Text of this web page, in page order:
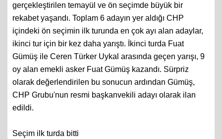
gerçekleştirilen temayül ve ön seçimde büyük bir
rekabet yaşandı. Toplam 6 adayın yer aldığı CHP
içindeki ön seçimin ilk turunda en çok ayı alan adaylar,
ikinci tur için bir kez daha yarıştı. İkinci turda Fuat
Gümüş ile Ceren Türker Uykal arasında geçen yarışı, 9
oy alan emekli asker Fuat Gümüş kazandı. Sürpriz
olarak değerlendirilen bu sonucun ardından Gümüş,
CHP Grubu'nun resmi başkanvekili adayı olarak ilan
edildi.
Seçim ilk turda bitti